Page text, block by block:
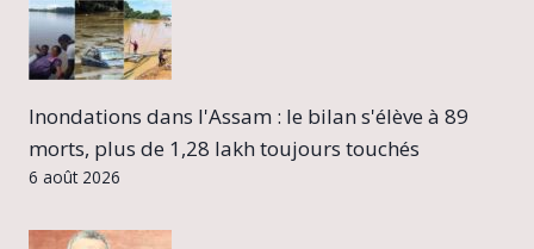
Inondations dans l'Assam : le bilan s'élève à 89
morts, plus de 1,28 lakh toujours touchés
6 août 2026